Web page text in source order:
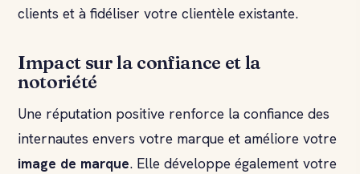
clients et à fidéliser votre clientèle existante.
Impact sur la confiance et la
notoriété
Une réputation positive renforce la confiance des
internautes envers votre marque et améliore votre
image de marque. Elle développe également votre